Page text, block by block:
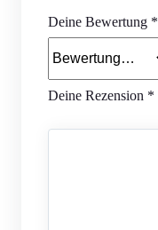
Deine Bewertung *
Deine Rezension *